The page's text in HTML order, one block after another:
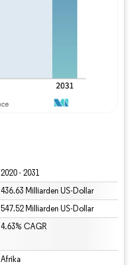
2020 - 2031
436.63 Milliarden US-Dollar
547.52 Milliarden US-Dollar
4.63% CAGR
Afrika